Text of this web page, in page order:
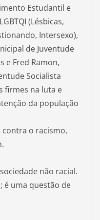
Estudantil e
(Lésbicas,
Intersexo),
de Juventude
e Fred Ramon,
Socialista
firmes na luta e
da população
contra o racismo,
não racial.
é uma questão de